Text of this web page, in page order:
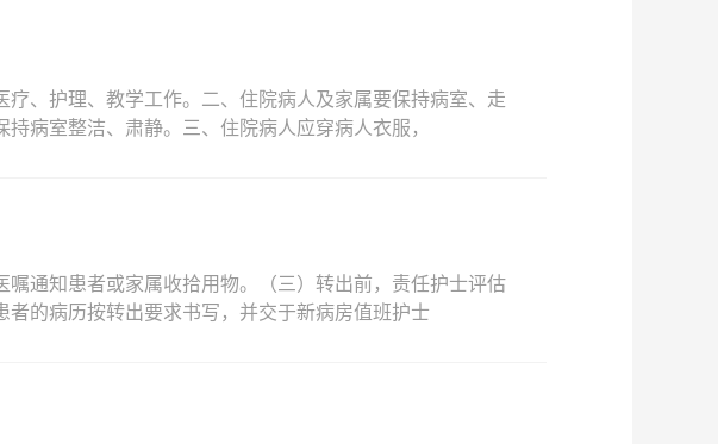
、护理、教学工作。二、住院病人及家属要保持病室、走
病室整洁、肃静。三、住院病人应穿病人衣服，
通知患者或家属收拾用物。（三）转出前，责任护士评估
的病历按转出要求书写，并交于新病房值班护士